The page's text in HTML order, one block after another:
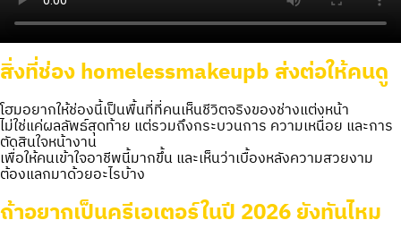
สิ่งที่ช่อง homelessmakeupb ส่งต่อให้คนดู
โฮมอยากให้ช่องนี้เป็นพื้นที่ที่คนเห็นชีวิตจริงของช่างแต่งหน้า
ไม่ใช่แค่ผลลัพธ์สุดท้าย แต่รวมถึงกระบวนการ ความเหนื่อย และการ
ตัดสินใจหน้างาน
เพื่อให้คนเข้าใจอาชีพนี้มากขึ้น และเห็นว่าเบื้องหลังความสวยงาม
ต้องแลกมาด้วยอะไรบ้าง
ถ้าอยากเป็นครีเอเตอร์ในปี 2026 ยังทันไหม